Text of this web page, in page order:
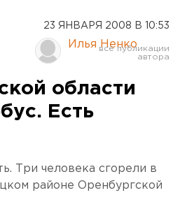
23 ЯНВАРЯ 2008 В 10:53
Илья Ненко
области
Есть
Три человека сгорели в
районе Оренбургской